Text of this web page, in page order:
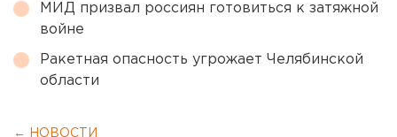
МИД призвал россиян готовиться к затяжной
войне
Ракетная опасность угрожает Челябинской
области
← НОВОСТИ